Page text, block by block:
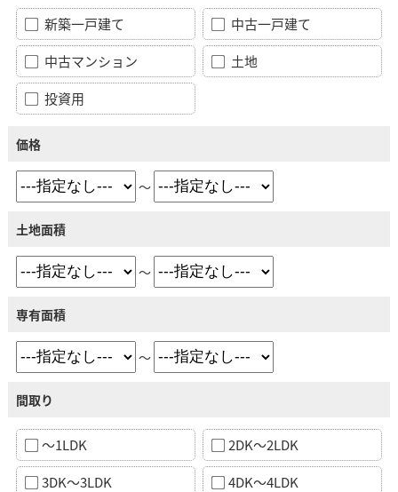
新築一戸建て
中古一戸建て
中古マンション
土地
投資用
価格
～
土地面積
～
専有面積
～
間取り
～1LDK
2DK～2LDK
3DK～3LDK
4DK～4LDK